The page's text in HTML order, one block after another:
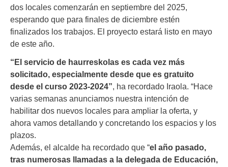
dos locales comenzarán en septiembre del 2025,
esperando que para finales de diciembre estén
finalizados los trabajos. El proyecto estará listo en mayo
de este año.
“El servicio de haurreskolas es cada vez más
solicitado, especialmente desde que es gratuito
desde el curso 2023-2024”, ha recordado Iraola. “Hace
varias semanas anunciamos nuestra intención de
habilitar dos nuevos locales para ampliar la oferta, y
ahora vamos detallando y concretando los espacios y los
plazos.
Además, el alcalde ha recordado que “el año pasado,
tras numerosas llamadas a la delegada de Educación,